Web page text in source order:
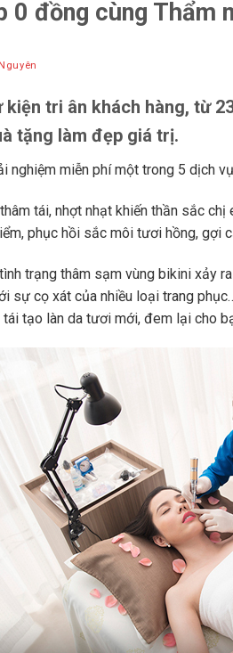
0 đồng cùng Thẩm
tri ân khách hàng, từ
tặng làm đẹp giá trị.
nghiệm miễn phí một trong 5 dịch
tái, nhợt nhạt khiến thần sắc
phục hồi sắc môi tươi hồng, gợi
trạng thâm sạm vùng bikini xảy
sự cọ xát của nhiều loại trang
tạo làn da tươi mới, đem lại cho